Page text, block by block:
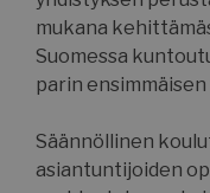
mukana
Suomessa
parin ensimmäisen
Säännöllinen
asiantuntijoiden